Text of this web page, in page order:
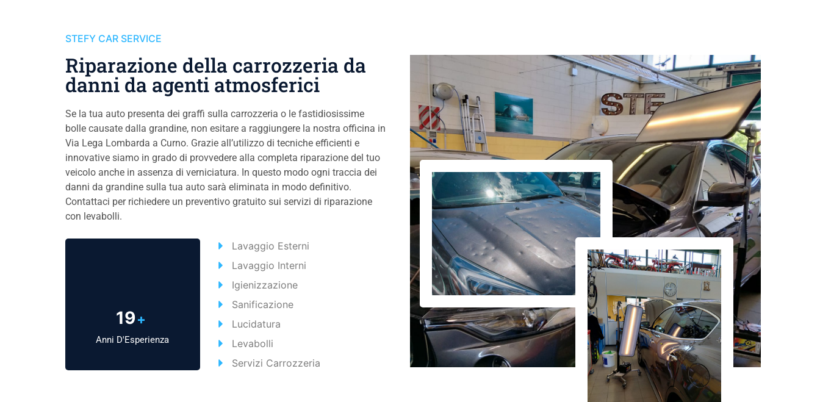
STEFY CAR SERVICE
Riparazione della carrozzeria da
danni da agenti atmosferici
Se la tua auto presenta dei graffi sulla carrozzeria o le fastidiosissime
bolle causate dalla grandine, non esitare a raggiungere la nostra officina in
Via Lega Lombarda a Curno. Grazie all’utilizzo di tecniche efficienti e
innovative siamo in grado di provvedere alla completa riparazione del tuo
veicolo anche in assenza di verniciatura. In questo modo ogni traccia dei
danni da grandine sulla tua auto sarà eliminata in modo definitivo.
Contattaci per richiedere un preventivo gratuito sui servizi di riparazione
con levabolli.
20+
Anni D'Esperienza
Lavaggio Esterni
Lavaggio Interni
Igienizzazione
Sanificazione
Lucidatura
Levabolli
Servizi Carrozzeria